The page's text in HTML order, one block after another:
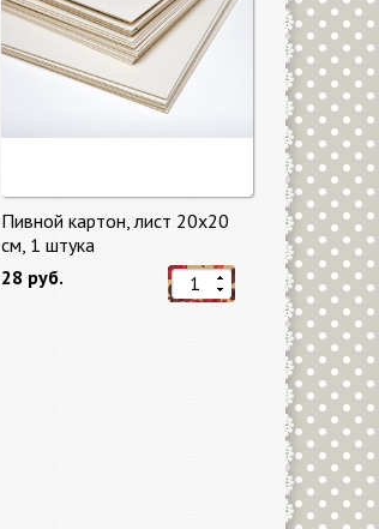
Пивной картон, лист 20х20
cм, 1 штука
28 руб.